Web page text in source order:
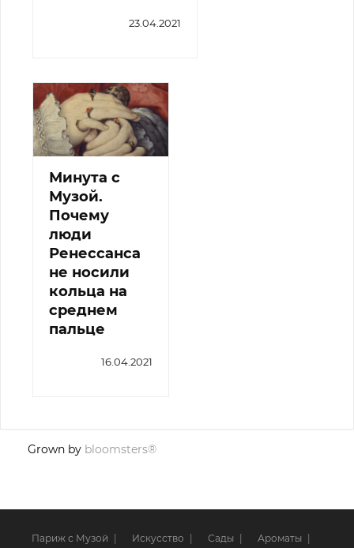
23.04.2021
Минута с
Музой.
Почему
люди
Ренессанса
не носили
кольца на
среднем
пальце
16.04.2021
Grown by bloomsters®
Париж с Музой Искусство Сады Ароматы